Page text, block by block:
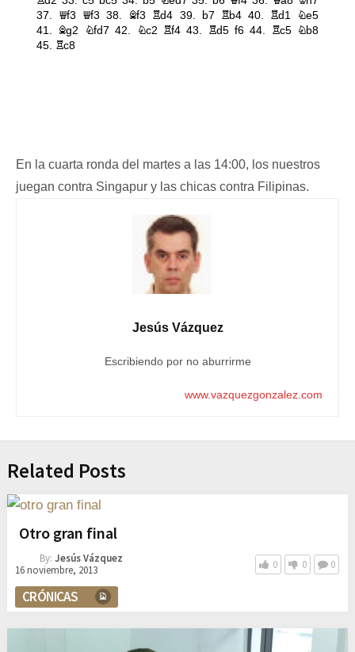
En la cuarta ronda del martes a las 14:00, los nuestros
juegan contra Singapur y las chicas contra Filipinas.
Jesús Vázquez
Escribiendo por no aburrirme
www.vazquezgonzalez.com
Related Posts
Otro gran final
By: Jesús Vázquez
16 noviembre, 2013
0 0 0
CRÓNICAS